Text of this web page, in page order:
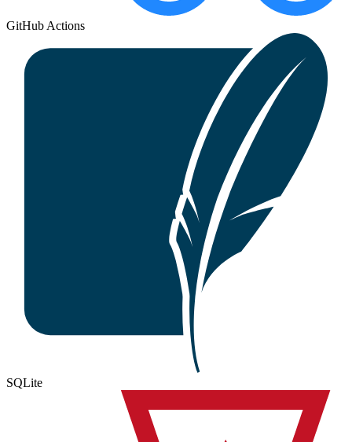
GitHub Actions
SQLite